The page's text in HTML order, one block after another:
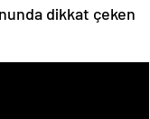
dikkat çeken